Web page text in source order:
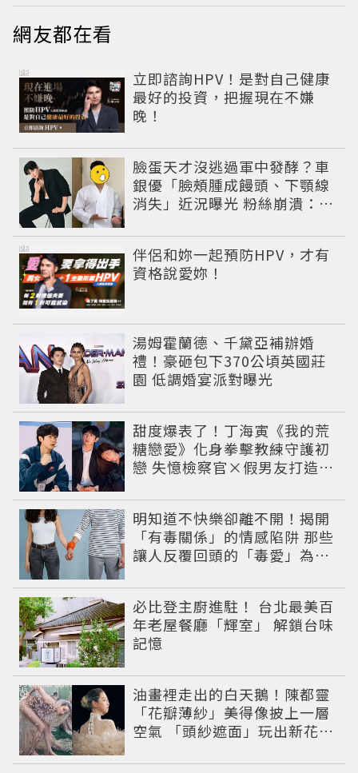
網友都在看
立即諮詢HPV！是對自己健康
最好的投資，把握現在不嫌
晚！
PR
臉蛋天才沒逃過軍中發酵？車
銀優「臉頰腫成饅頭、下顎線
消失」近況曝光 粉絲崩潰：空
伴侶和妳一起預防HPV，才有
資格說愛妳！
PR
湯姆霍蘭德、千黛亞補辦婚
禮！豪砸包下370公頃英國莊
園 低調婚宴派對曝光
甜度爆表了！丁海寅《我的荒
糖戀愛》化身拳擊教練守護初
戀 失憶檢察官×假男友打造今
明知道不快樂卻離不開！揭開
「有毒關係」的情感陷阱 那些
讓人反覆回頭的「毒愛」為何
必比登主廚進駐！ 台北最美百
年老屋餐廳「輝室」 解鎖台味
記憶
油畫裡走出的白天鵝！陳都靈
「花瓣薄紗」美得像披上一層
空氣 「頭紗遮面」玩出新花樣